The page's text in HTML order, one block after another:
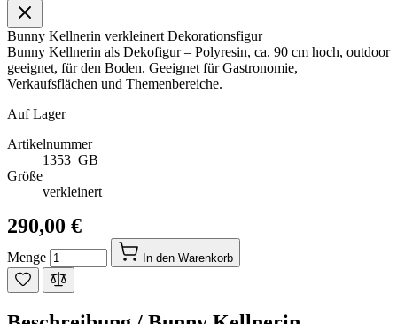
Bunny Kellnerin verkleinert Dekorationsfigur
Bunny Kellnerin als Dekofigur – Polyresin, ca. 90 cm hoch, outdoor
geeignet, für den Boden. Geeignet für Gastronomie,
Verkaufsflächen und Themenbereiche.
Auf Lager
Artikelnummer
1353_GB
Größe
verkleinert
290,00 €
Menge In den Warenkorb